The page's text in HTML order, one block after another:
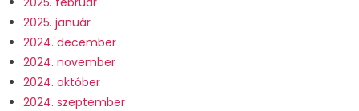
2025. január
2024. december
2024. november
2024. október
2024. szeptember